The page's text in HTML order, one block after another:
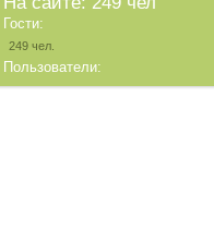
Гости:
249 чел.
Пользователи: